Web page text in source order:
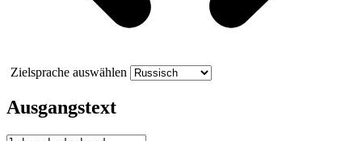
Zielsprache auswählen
Ausgangstext